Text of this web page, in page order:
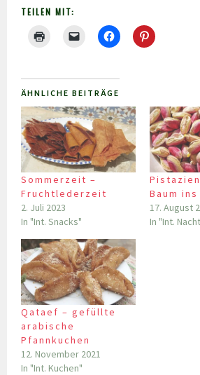
TEILEN MIT:
ÄHNLICHE BEITRÄGE
Sommerzeit –
Fruchtlederzeit
2. Juli 2023
In "Int. Snacks"
Baum
17. August
In "Int.
Qataef – gefüllte
arabische
Pfannkuchen
12. November 2021
In "Int. Kuchen"